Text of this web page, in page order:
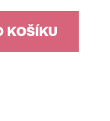
KOŠÍKU